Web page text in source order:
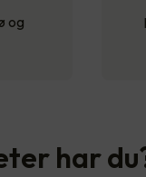
og
har